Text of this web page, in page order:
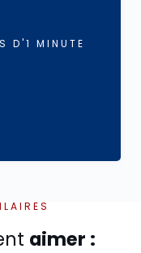
D'1 MINUTE
aimer :